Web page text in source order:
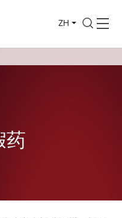
ZH
药